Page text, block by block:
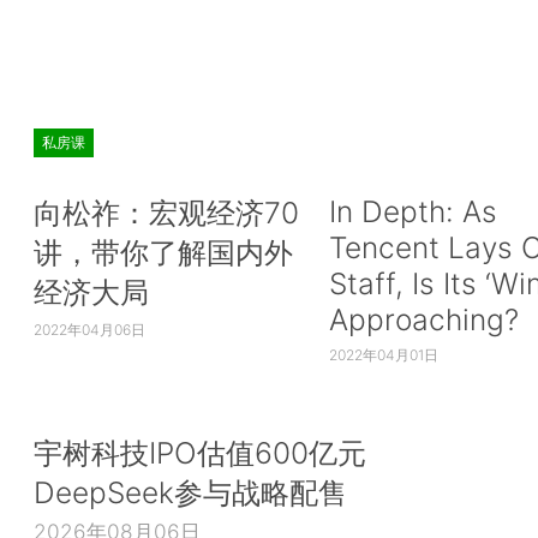
私房课
向松祚：宏观经济70
讲，带你了解国内外
经济大局
2022年04月06日
In Depth: As
Tencent Lays
Staff, Is Its
Approaching?
2022年04月01日
宇树科技IPO估值600亿元
DeepSeek参与战略配售
2026年08月06日